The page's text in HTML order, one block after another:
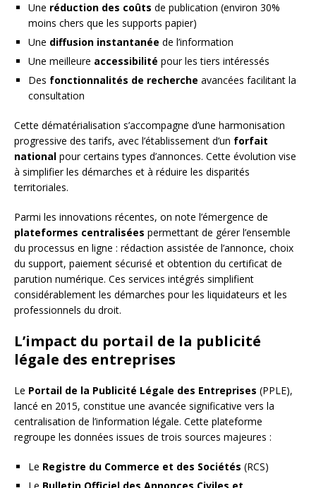
Une réduction des coûts de publication (environ 30%
moins chers que les supports papier)
Une diffusion instantanée de l’information
Une meilleure accessibilité pour les tiers intéressés
Des fonctionnalités de recherche avancées facilitant la
consultation
Cette dématérialisation s’accompagne d’une harmonisation
progressive des tarifs, avec l’établissement d’un forfait
national pour certains types d’annonces. Cette évolution vise
à simplifier les démarches et à réduire les disparités
territoriales.
Parmi les innovations récentes, on note l’émergence de
plateformes centralisées permettant de gérer l’ensemble
du processus en ligne : rédaction assistée de l’annonce, choix
du support, paiement sécurisé et obtention du certificat de
parution numérique. Ces services intégrés simplifient
considérablement les démarches pour les liquidateurs et les
professionnels du droit.
L’impact du portail de la publicité
légale des entreprises
Le Portail de la Publicité Légale des Entreprises (PPLE),
lancé en 2015, constitue une avancée significative vers la
centralisation de l’information légale. Cette plateforme
regroupe les données issues de trois sources majeures :
Le Registre du Commerce et des Sociétés (RCS)